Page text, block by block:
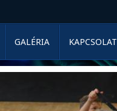
GALÉRIA KAPCSOLAT